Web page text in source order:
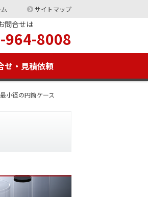
サイトマップ
問合せは
964-8008
せ・見積依頼
最小径の円筒ケース